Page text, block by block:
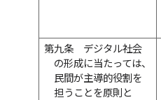
第九条
デジタル社会
の形成に当たっては、
民間が主導的役割を
担うことを原則と